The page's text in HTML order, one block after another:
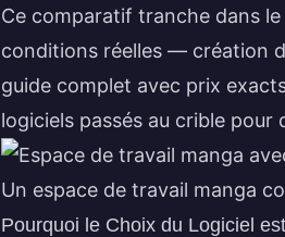
Ce comparatif tranche dans
conditions réelles — création
guide complet avec prix
logiciels passés au crible
Un espace de travail manga
Pourquoi le Choix du Logiciel